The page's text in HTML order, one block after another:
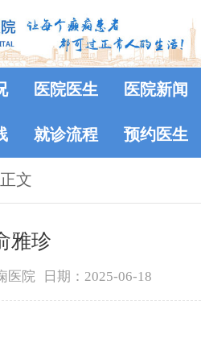
医院医生 医院新闻
就诊流程 预约医生
文
雅珍
医院 日期：2025-06-18